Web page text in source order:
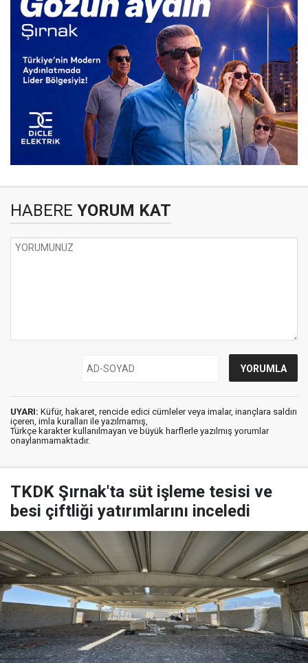
HABERE YORUM KAT
UYARI: Küfür, hakaret, rencide edici cümleler veya imalar, inançlara saldırı
içeren, imla kuralları ile yazılmamış,
Türkçe karakter kullanılmayan ve büyük harflerle yazılmış yorumlar
onaylanmamaktadır.
TKDK Şırnak'ta süt işleme tesisi ve
besi çiftliği yatırımlarını inceledi